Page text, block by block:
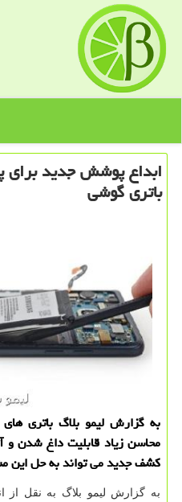
ابداع پوشش جدید
باتری گوشی
به گزارش لیمو بلاگ باتری
محاسن زیاد قابلیت داغ شدن
كشف جدید می تواند به حل این
به گزارش لیمو بلاگ به نقل از